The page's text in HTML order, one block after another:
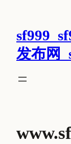
发布网